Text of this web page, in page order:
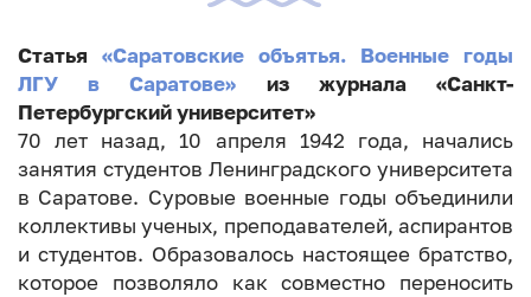
Статья «Саратовские объятья. Военные годы
ЛГУ в Саратове» из журнала «Санкт-
Петербургский университет»
70 лет назад, 10 апреля 1942 года, начались
занятия студентов Ленинградского университета
в Саратове. Суровые военные годы объединили
коллективы ученых, преподавателей, аспирантов
и студентов. Образовалось настоящее братство,
которое позволяло как совместно переносить